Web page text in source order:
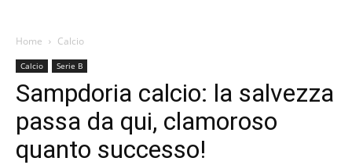
Home Calcio
Calcio Serie B
Sampdoria calcio: la salvezza
passa da qui, clamoroso
quanto successo!